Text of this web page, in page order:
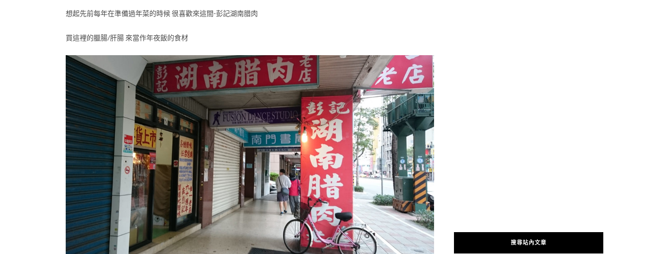
想起先前每年在準備過年菜的時候 很喜歡來這間-彭記湖南腊肉
買這裡的臘腸/肝腸 來當作年夜飯的食材
搜尋站內文章